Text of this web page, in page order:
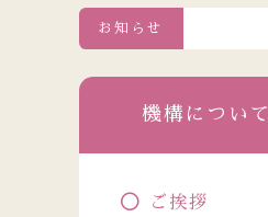
お知らせ
機構について
ご挨拶